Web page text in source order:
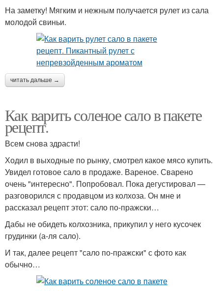
На заметку! Мягким и нежным получается рулет из сала
молодой свиньи.
читать дальше →
Как варить соленое сало в пакете
рецепт.
Всем снова здрасти!
Ходил в выходные по рынку, смотрел какое мясо купить.
Увидел готовое сало в продаже. Вареное. Сварено
очень "интересно". Попробовал. Пока дегустировал —
разговорился с продавцом из колхоза. Он мне и
рассказал рецепт этот: сало по-пражски…
Дабы не обидеть колхозника, прикупил у него кусочек
грудинки (а-ля сало).
И так, далее рецепт "сало по-пражски" с фото как
обычно…